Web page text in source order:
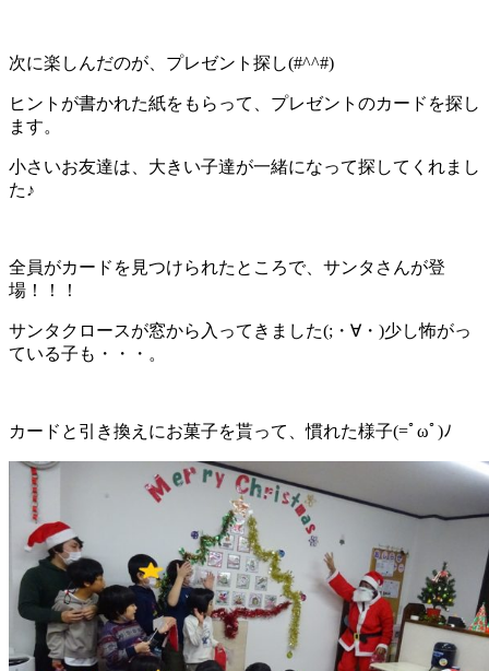
次に楽しんだのが、プレゼント探し(#^^#)
ヒントが書かれた紙をもらって、プレゼントのカードを探し
ます。
小さいお友達は、大きい子達が一緒になって探してくれまし
た♪
全員がカードを見つけられたところで、サンタさんが登
場！！！
サンタクロースが窓から入ってきました(;・∀・)少し怖がっ
ている子も・・・。
カードと引き換えにお菓子を貰って、慣れた様子(=ﾟωﾟ)ﾉ